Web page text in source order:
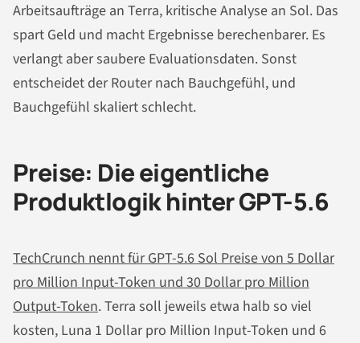
Arbeitsaufträge an Terra, kritische Analyse an Sol. Das
spart Geld und macht Ergebnisse berechenbarer. Es
verlangt aber saubere Evaluationsdaten. Sonst
entscheidet der Router nach Bauchgefühl, und
Bauchgefühl skaliert schlecht.
Preise: Die eigentliche
Produktlogik hinter GPT-5.6
TechCrunch nennt für GPT-5.6 Sol Preise von 5 Dollar
pro Million Input-Token und 30 Dollar pro Million
Output-Token. Terra soll jeweils etwa halb so viel
kosten, Luna 1 Dollar pro Million Input-Token und 6